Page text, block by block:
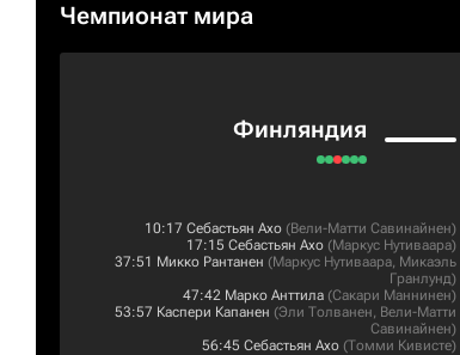
Чемпионат мира
Финляндия
10:17 Себастьян Ахо (Вели-Матти Савинайнен)
17:15 Себастьян Ахо (Маркус Нутиваара)
37:51 Микко Рантанен (Маркус Нутиваара, Микаэль
Гранлунд)
47:42 Марко Анттила (Сакари Маннинен)
53:57 Каспери Капанен (Эли Толванен, Вели-Матти
Савинайнен)
56:45 Себастьян Ахо (Томми Кивисте)